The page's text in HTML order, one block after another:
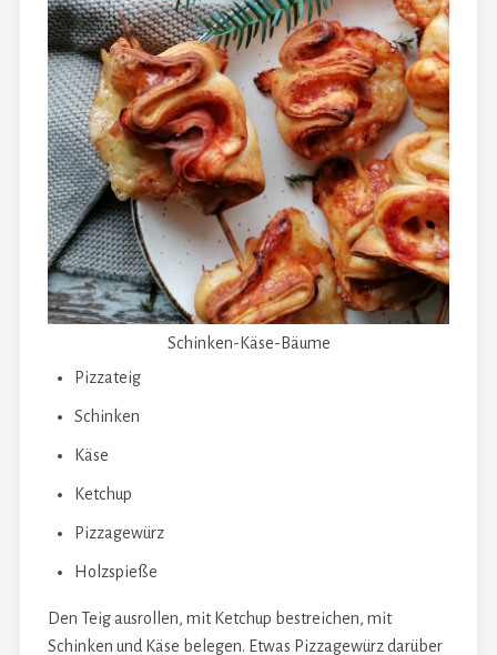
Schinken-Käse-Bäume
Pizzateig
Schinken
Käse
Ketchup
Pizzagewürz
Holzspieße
Den Teig ausrollen, mit Ketchup bestreichen, mit
Schinken und Käse belegen. Etwas Pizzagewürz darüber